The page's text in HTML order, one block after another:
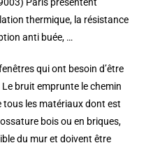
thermique, la résistance
anti buée, …
qui ont besoin d’être
bruit emprunte le chemin
tous les matériaux dont est
bois ou en briques,
du mur et doivent être